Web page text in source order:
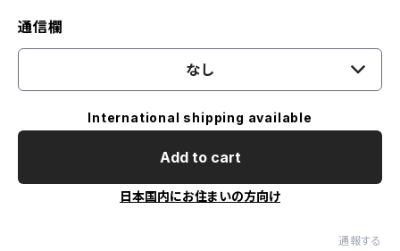
通信欄
なし
International shipping available
Add to cart
日本国内にお住まいの方向け
通報する